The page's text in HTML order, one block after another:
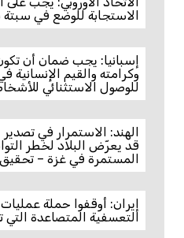
الاستجابة للوضع في سبتة
إسبانيا: يجب ضمان أن
وكرامته والقيم الإنسانية
للوصول الاستثنائي
الهند: الاستمرار في
قد يعرّض البلاد لخطر
المستمرة في غزة –
إيران: أوقفوا حملة
التعسفية المتصاعدة